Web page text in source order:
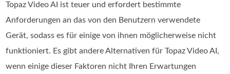
Topaz Video AI ist teuer und erfordert bestimmte
Anforderungen an das von den Benutzern verwendete
Gerät, sodass es für einige von ihnen möglicherweise nicht
funktioniert. Es gibt andere Alternativen für Topaz Video AI,
wenn einige dieser Faktoren nicht Ihren Erwartungen